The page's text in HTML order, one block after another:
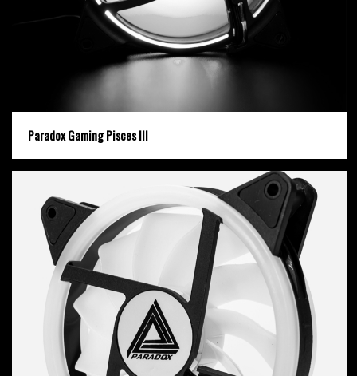
Paradox Gaming Pisces III